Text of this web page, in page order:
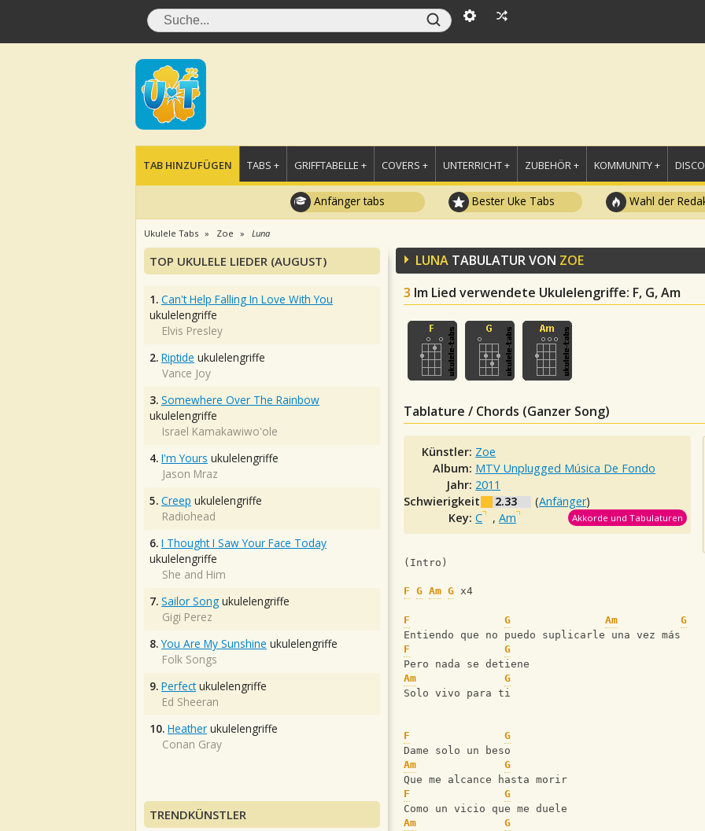
TAB HINZUFÜGEN TABS + GRIFFTABELLE + COVERS + UNTERRICHT + ZUBEHÖR + KOMMUNITY +
Anfänger tabs Bester Uke Tabs Wahl der
Ukulele Tabs Zoe Luna
LUNA TABULATUR VON ZOE
3 Im Lied verwendete Ukulelengriffe: F, G, Am
Tablature / Chords (Ganzer Song)
Künstler: Zoe
Album: MTV Unplugged Música De Fondo
Jahr: 2011
Schwierigkeit:
2.33 (Anfänger)
Key:C ,Am Akkorde und Tabulaturen
(Intro)
F G Am G x4
F G Am
G
Entiendo que no puedo suplicarle una vez más
F
G
Pero nada se detiene
Am
G
Solo vivo para ti
F
G
Dame solo un beso
Am
G
Que me alcance hasta morir
F
G
Como un vicio que me duele
Am
G
TOP UKULELE LIEDER (AUGUST)
1. Can't Help Falling In Love With You
ukulelengriffe
Elvis Presley
2. Riptide ukulelengriffe
Vance Joy
3. Somewhere Over The Rainbow
ukulelengriffe
Israel Kamakawiwo'ole
4. I'm Yours ukulelengriffe
Jason Mraz
5. Creep ukulelengriffe
Radiohead
6. I Thought I Saw Your Face Today
ukulelengriffe
She and Him
7. Sailor Song ukulelengriffe
Gigi Perez
8. You Are My Sunshine ukulelengriffe
Folk Songs
9. Perfectukulelengriffe
Ed Sheeran
10. Heather ukulelengriffe
Conan Gray
TRENDKÜNSTLER